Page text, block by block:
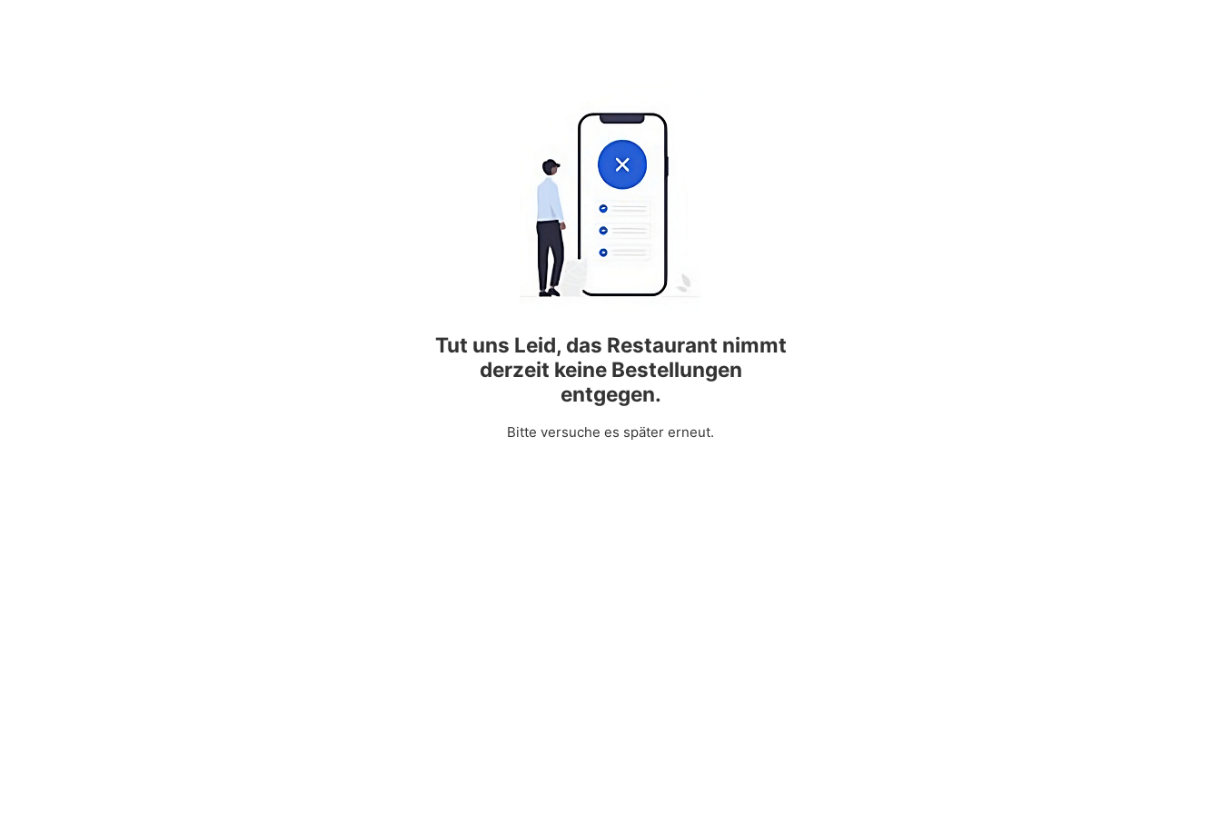
Tut uns Leid, das Restaurant nimmt
derzeit keine Bestellungen
entgegen.
Bitte versuche es später erneut.